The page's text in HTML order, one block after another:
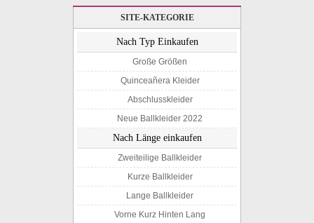
SITE-KATEGORIE
Nach Typ Einkaufen
Große Größen
Quinceañera Kleider
Abschlusskleider
Neue Ballkleider 2022
Nach Länge einkaufen
Zweiteilige Ballkleider
Kurze Ballkleider
Lange Ballkleider
Vorne Kurz Hinten Lang